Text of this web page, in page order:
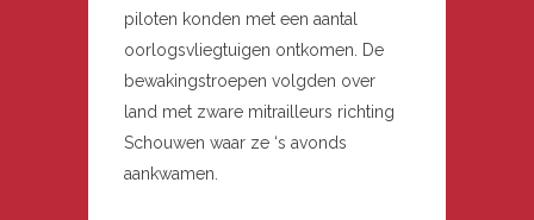
piloten konden met een aantal
oorlogsvliegtuigen ontkomen. De
bewakingstroepen volgden over
land met zware mitrailleurs richting
Schouwen waar ze ‘s avonds
aankwamen.